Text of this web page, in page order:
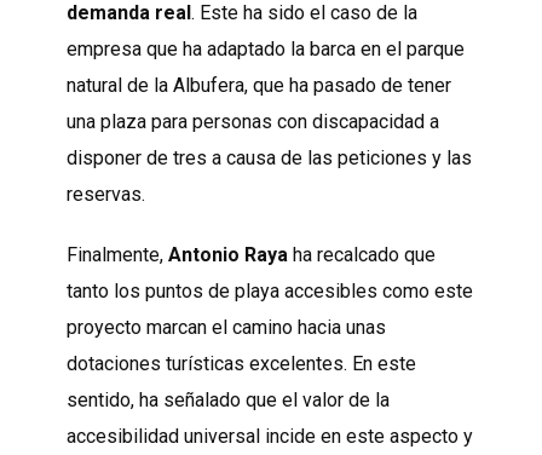
demanda real. Este ha sido el caso de la
empresa que ha adaptado la barca en el parque
natural de la Albufera, que ha pasado de tener
una plaza para personas con discapacidad a
disponer de tres a causa de las peticiones y las
reservas.
Finalmente, Antonio Raya ha recalcado que
tanto los puntos de playa accesibles como este
proyecto marcan el camino hacia unas
dotaciones turísticas excelentes. En este
sentido, ha señalado que el valor de la
accesibilidad universal incide en este aspecto y